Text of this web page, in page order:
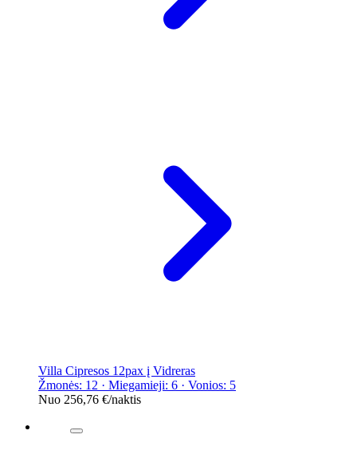
Villa Cipresos 12pax į Vidreras
Žmonės: 12 · Miegamieji: 6 · Vonios: 5
Nuo 256,76 €/naktis